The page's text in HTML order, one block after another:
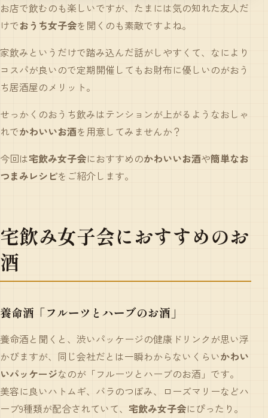
お店で飲むのも楽しいですが、たまには気の知れた友人だ
けでおうち女子会を開くのも素敵ですよね。
家飲みというだけで踏み込んだ話がしやすくて、なにより
コスパが良いので定期開催してもお財布に優しいのがおう
ち居酒屋のメリット。
せっかくのおうち飲みはテンションが上がるようなおしゃ
れでかわいいお酒を用意してみませんか？
今回は宅飲み女子会におすすめのかわいいお酒や簡単なお
つまみレシピをご紹介します。
宅飲み女子会におすすめのお
酒
養命酒「フルーツとハーブのお酒」
養命酒と聞くと、渋いパッケージの健康ドリンクが思い浮
かびますが、同じ会社だとは一瞬わからないくらいかわい
いパッケージなのが「フルーツとハーブのお酒」です。
美容に良いハトムギ、バラのつぼみ、ローズマリーなどハ
ーブ9種類が配合されていて、 宅飲み女子会にぴったり。